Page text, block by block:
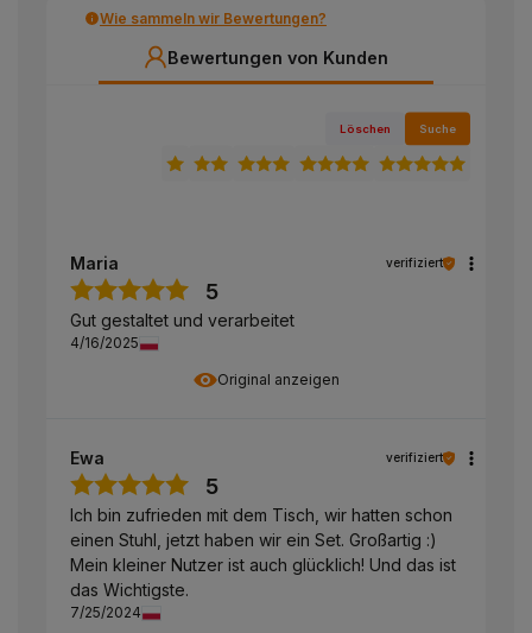
Wie sammeln wir Bewertungen?
Bewertungen von Kunden
Löschen Suche
Original anzeigen
Maria verifiziert
5
Gut gestaltet und verarbeitet
4/16/2025
Ewa verifiziert
5
Ich bin zufrieden mit dem Tisch, wir hatten schon
einen Stuhl, jetzt haben wir ein Set. Großartig :)
Mein kleiner Nutzer ist auch glücklich! Und das ist
das Wichtigste.
7/25/2024